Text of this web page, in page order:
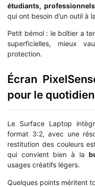
étudiants,
qui ont besoin d’un outil à
Petit bémol : le boîtier a
superficielles, mieux
protection.
Écran
pour le quotidien
Le Surface Laptop
format 3:2, avec une
restitution des couleurs
qui convient bien à la
usages créatifs légers.
Quelques points méritent